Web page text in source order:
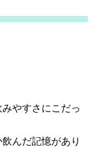
やすさにこだっ
んだ記憶があり